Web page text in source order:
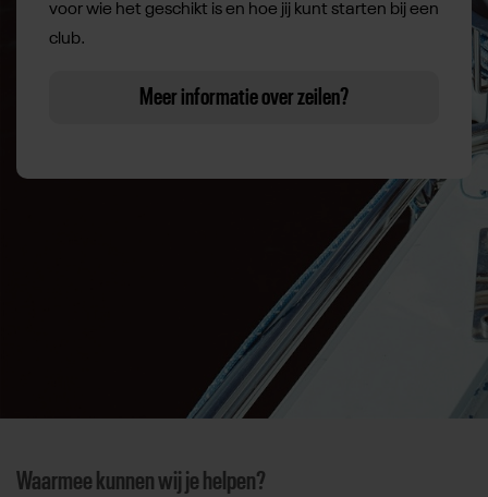
voor wie het geschikt is en hoe jij kunt starten bij een
club.
Meer informatie over zeilen?
Waarmee kunnen wij je helpen?